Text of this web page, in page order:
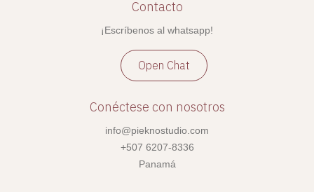
Contacto
¡Escríbenos al whatsapp!
Open Chat
Conéctese con nosotros
info@pieknostudio.com
+507 6207-8336
Panamá